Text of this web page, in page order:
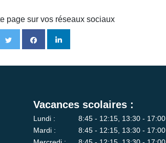
page sur vos réseaux sociaux
Vacances scolaires :
Lundi :
8:45 - 12:15, 13:30 - 17:00
Mardi :
8:45 - 12:15, 13:30 - 17:00